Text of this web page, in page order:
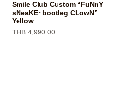
快速瀏覽
Smile Club Custom “FuNnY
sNeaKEr bootleg CLowN”
Yellow
價格
THB 4,990.00